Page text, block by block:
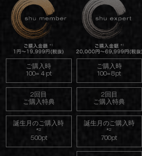
ご購入時
100=４pt
2回目
ご購入特典
誕生月のご購入時
*²
500pt
ご購入時
100=8pt
2回目
ご購入特典
誕生月のご購入時
*²
700pt